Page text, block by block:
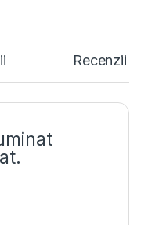
Recenzii